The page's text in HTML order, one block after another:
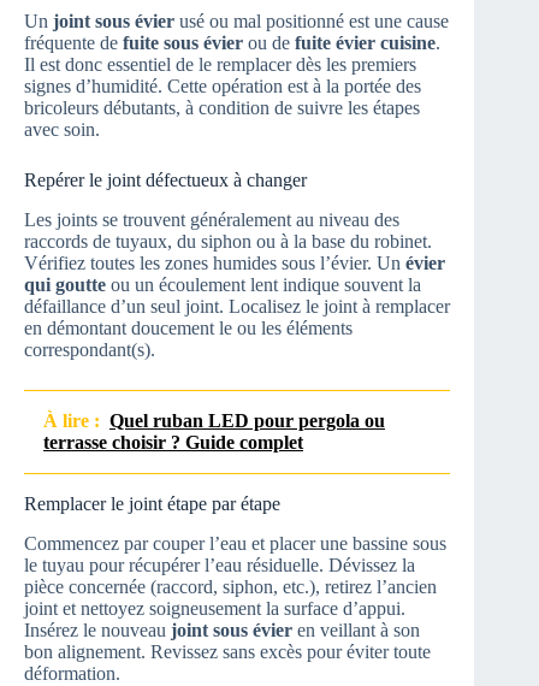
Un joint sous évier usé ou mal positionné est une cause
fréquente de fuite sous évier ou de fuite évier cuisine.
Il est donc essentiel de le remplacer dès les premiers
signes d’humidité. Cette opération est à la portée des
bricoleurs débutants, à condition de suivre les étapes
avec soin.
Repérer le joint défectueux à changer
Les joints se trouvent généralement au niveau des
raccords de tuyaux, du siphon ou à la base du robinet.
Vérifiez toutes les zones humides sous l’évier. Un évier
qui goutte ou un écoulement lent indique souvent la
défaillance d’un seul joint. Localisez le joint à remplacer
en démontant doucement le ou les éléments
correspondant(s).
À lire : Quel ruban LED pour pergola ou
terrasse choisir ? Guide complet
Remplacer le joint étape par étape
Commencez par couper l’eau et placer une bassine sous
le tuyau pour récupérer l’eau résiduelle. Dévissez la
pièce concernée (raccord, siphon, etc.), retirez l’ancien
joint et nettoyez soigneusement la surface d’appui.
Insérez le nouveau joint sous évier en veillant à son
bon alignement. Revissez sans excès pour éviter toute
déformation.